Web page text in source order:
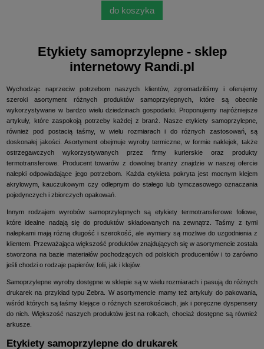
do koszyka
Etykiety samoprzylepne - sklep
internetowy Randi.pl
Wychodząc naprzeciw potrzebom naszych klientów, zgromadziliśmy i oferujemy
szeroki asortyment różnych produktów samoprzylepnych, które są obecnie
wykorzystywane w bardzo wielu dziedzinach gospodarki. Proponujemy najróżniejsze
artykuły, które zaspokoją potrzeby każdej z branż. Nasze etykiety samoprzylepne,
również pod postacią taśmy, w wielu rozmiarach i do różnych zastosowań, są
doskonałej jakości. Asortyment obejmuje wyroby termiczne, w formie naklejek, także
ostrzegawczych wykorzystywanych przez firmy kurierskie oraz produkty
termotransferowe. Producent towarów z dowolnej branży znajdzie w naszej ofercie
nalepki odpowiadające jego potrzebom. Każda etykieta pokryta jest mocnym klejem
akrylowym, kauczukowym czy odlepnym do stałego lub tymczasowego oznaczania
pojedynczych i zbiorczych opakowań.
Innym rodzajem wyrobów samoprzylepnych są etykiety termotransferowe foliowe,
które idealne nadają się do produktów składowanych na zewnątrz. Taśmy z tymi
nalepkami mają różną długość i szerokość, ale wymiary są możliwe do uzgodnienia z
klientem. Przeważająca większość produktów znajdujących się w asortymencie została
stworzona na bazie materiałów pochodzących od polskich producentów i to zarówno
jeśli chodzi o rodzaje papierów, folii, jak i klejów.
Samoprzylepne wyroby dostępne w sklepie są w wielu rozmiarach i pasują do różnych
drukarek na przykład typu Zebra. W asortymencie mamy też artykuły do pakowania,
wśród których są taśmy klejące o różnych szerokościach, jak i poręczne dyspensery
do nich. Większość naszych produktów jest na rolkach, chociaż dostępne są również
arkusze.
Etykiety samoprzylepne do drukarek